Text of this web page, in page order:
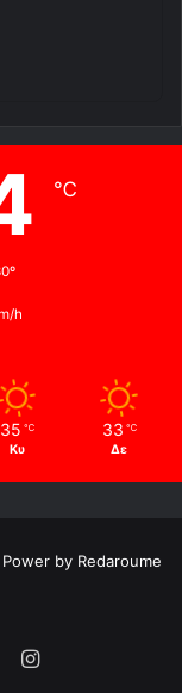
℃
h
35 ℃
Κυ
33 ℃
Δε
Power by Redaroume
Instagram